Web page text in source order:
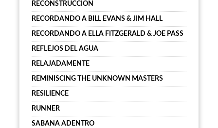
RECONSTRUCCIÓN
RECORDANDO A BILL EVANS & JIM HALL
RECORDANDO A ELLA FITZGERALD & JOE PASS
REFLEJOS DEL AGUA
RELAJADAMENTE
REMINISCING THE UNKNOWN MASTERS
RESILIENCE
RUNNER
SABANA ADENTRO